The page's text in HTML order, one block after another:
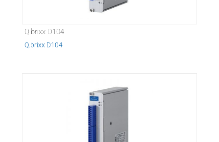
Q.brixx D104
Q.brixx D104